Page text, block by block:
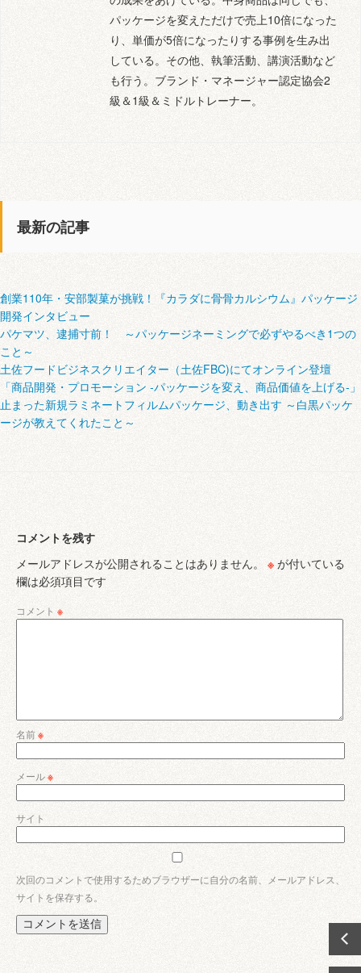
パッケージを変えただけで売上10倍になった
り、単価が5倍になったりする事例を生み出
している。その他、執筆活動、講演活動など
も行う。ブランド・マネージャー認定協会2
級＆1級＆ミドルトレーナー。
最新の記事
創業110年・安部製菓が挑戦！『カラダに骨骨カルシウム』パッケージ
開発インタビュー
パケマツ、逮捕寸前！ ～パッケージネーミングで必ずやるべき1つの
こと～
土佐フードビジネスクリエイター（土佐FBC)にてオンライン登壇
「商品開発・プロモーション ‐パッケージを変え、商品価値を上げる‐」
止まった新規ラミネートフィルムパッケージ、動き出す ～白黒パッケ
ージが教えてくれたこと～
コメントを残す
メールアドレスが公開されることはありません。
※ が付いている
欄は必須項目です
コメント ※
名前※
メール※
サイト
次回のコメントで使用するためブラウザーに自分の名前、メールアドレス、
サイトを保存する。